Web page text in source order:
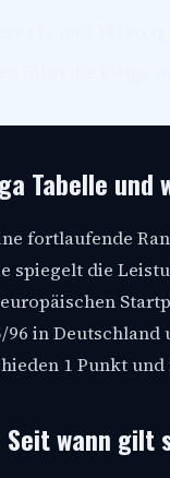
Tabelle
fortlaufende
spiegelt die
96 in
1 Punkt
wann